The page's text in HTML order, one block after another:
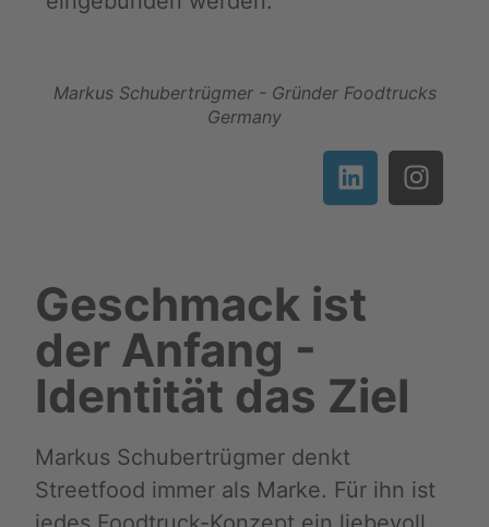
Markus Schubertrügmer - Gründer Foodtrucks
Germany
Geschmack ist
der Anfang -
Identität das Ziel
Markus Schubertrügmer denkt
Streetfood immer als Marke. Für ihn ist